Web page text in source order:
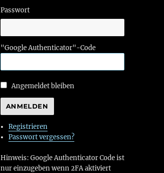
Passwort
"Google Authenticator"-Code
Angemeldet bleiben
ANMELDEN
Registrieren
Passwort vergessen?
Hinweis: Google Authenticator Code ist
nur einzugeben wenn 2FA aktiviert